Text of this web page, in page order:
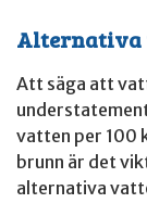
Att säga att
vatten per 100
brunn är det
alternativa